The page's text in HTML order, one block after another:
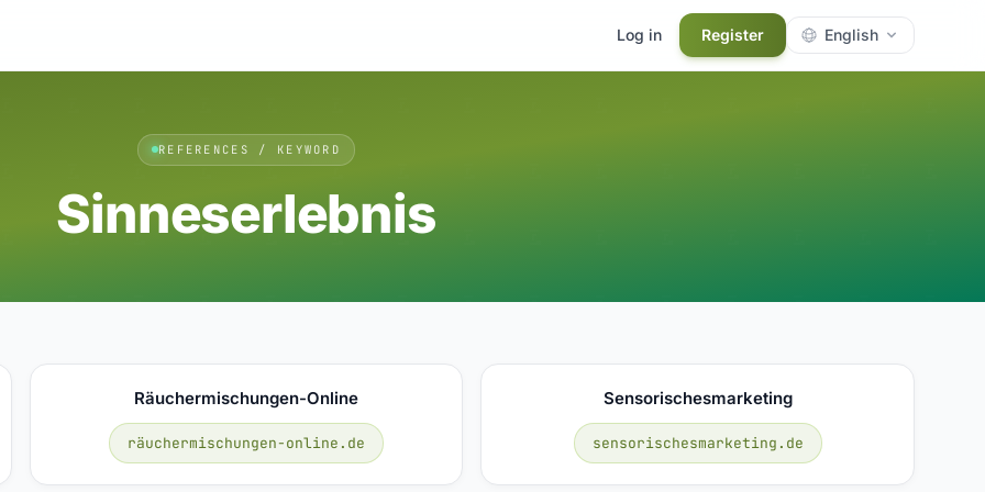
Log in Register English
REFERENCES / KEYWORD
Sinneserlebnis
Räuchermischungen-Online
räuchermischungen-online.de
Sensorischesmarketing
sensorischesmarketing.de